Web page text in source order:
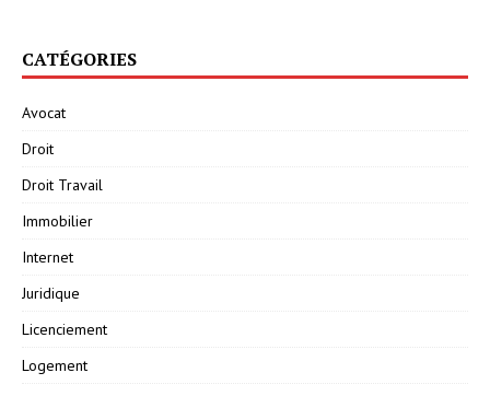
CATÉGORIES
Avocat
Droit
Droit Travail
Immobilier
Internet
Juridique
Licenciement
Logement